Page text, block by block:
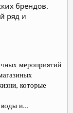
брендов.
ряд и
мероприятий
которые
и...